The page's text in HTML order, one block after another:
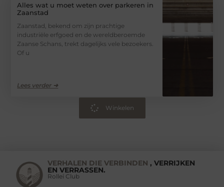
Alles wat u moet weten over parkeren in
Zaanstad
Zaanstad, bekend om zijn prachtige
industriële erfgoed en de wereldberoemde
Zaanse Schans, trekt dagelijks vele bezoekers.
Of u
Lees verder ➜
Winkelen
VERHALEN DIE VERBINDEN , VERRIJKEN
EN VERRASSEN.
Rollei Club